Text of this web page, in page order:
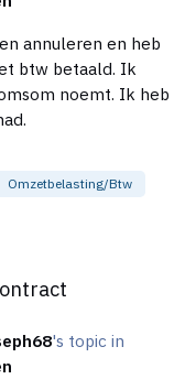
annuleren en heb
btw betaald. Ik
noemt. Ik heb
Omzetbelasting/btw
's topic in